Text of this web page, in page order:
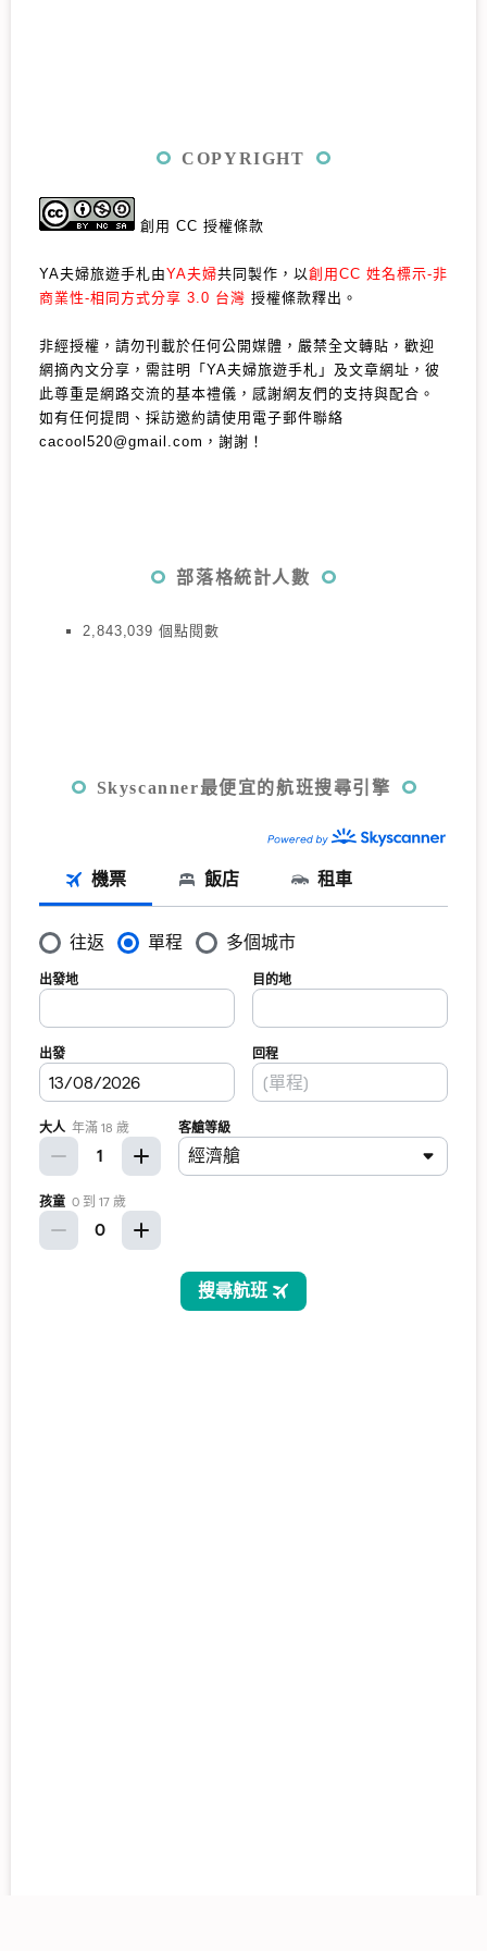
COPYRIGHT
創用 CC 授權條款
YA夫婦旅遊手札由YA夫婦共同製作，以創用CC 姓名標示-非
商業性-相同方式分享 3.0 台灣 授權條款釋出。
非經授權，請勿刊載於任何公開媒體，嚴禁全文轉貼，歡迎
網摘內文分享，需註明「YA夫婦旅遊手札」及文章網址，彼
此尊重是網路交流的基本禮儀，感謝網友們的支持與配合。
如有任何提問、採訪邀約請使用電子郵件聯絡
cacool520@gmail.com，謝謝！
部落格統計人數
2,843,039 個點閱數
Skyscanner最便宜的航班搜尋引擎